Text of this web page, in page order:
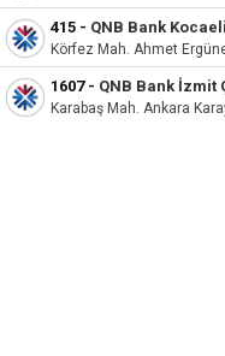
415 - QNB Bank
Körfez Mah. Ahmet
1607- QNB Bank İzmit
Karabaş Mah. Ankara